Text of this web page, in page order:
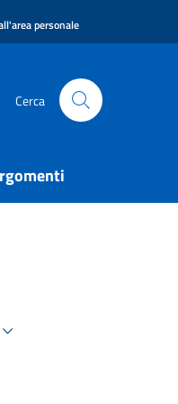
personale
Cerca